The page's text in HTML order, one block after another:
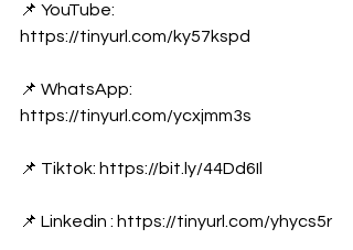
📌 YouTube:
https://tinyurl.com/ky57kspd
📌 WhatsApp:
https://tinyurl.com/ycxjmm3s
📌 Tiktok: https://bit.ly/44Dd6Il
📌 Linkedin : https://tinyurl.com/yhycs5r